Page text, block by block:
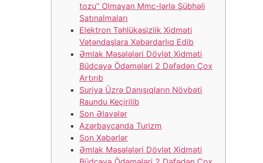
tozu” Olmayan Mmc-lərlə Şübhəli
Satınalmaları
Elektron Təhlükəsizlik Xidməti
Vətəndaşlara Xəbərdarlıq Edib
Əmlak Məsələləri Dövlət Xidməti
Büdcəyə Ödəmələri 2 Dəfədən Çox
Artırıb
Suriya Üzrə Danışıqların Növbəti
Raundu Keçirilib
Son Əlavələr
Azərbaycanda Turizm
Son Xəbərlər
Əmlak Məsələləri Dövlət Xidməti